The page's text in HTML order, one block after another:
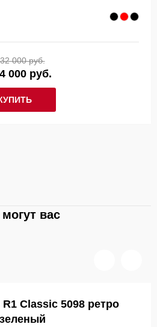
32 000 руб.
000 руб.
вас
Classic 5098 ретро
зеленый